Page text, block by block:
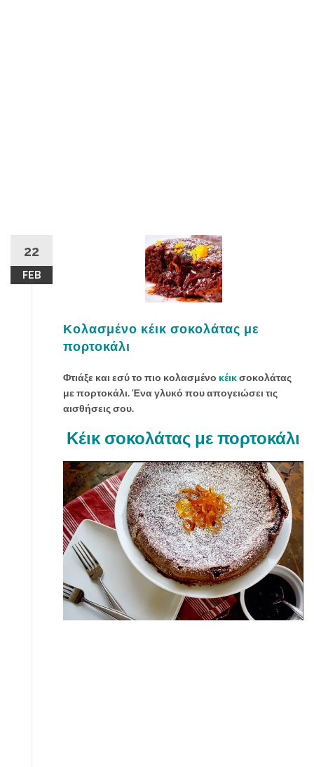
22
FEB
Κολασμένο κέικ σοκολάτας με
πορτοκάλι
Φτιάξε και εσύ το πιο κολασμένο κέικσοκολάτας
με πορτοκάλι. Ένα γλυκό που απογειώσει τις
αισθήσεις σου.
Κέικ σοκολάτας με πορτοκάλι